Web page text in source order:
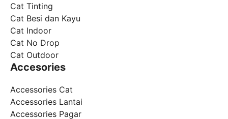
Cat Tinting
Cat Besi dan Kayu
Cat Indoor
Cat No Drop
Cat Outdoor
Accesories
Accessories Cat
Accessories Lantai
Accessories Pagar